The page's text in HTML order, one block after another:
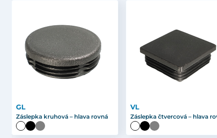
GL
Záslepka kruhová – hlava rovná
VL
Záslepka čtvercová – hlava